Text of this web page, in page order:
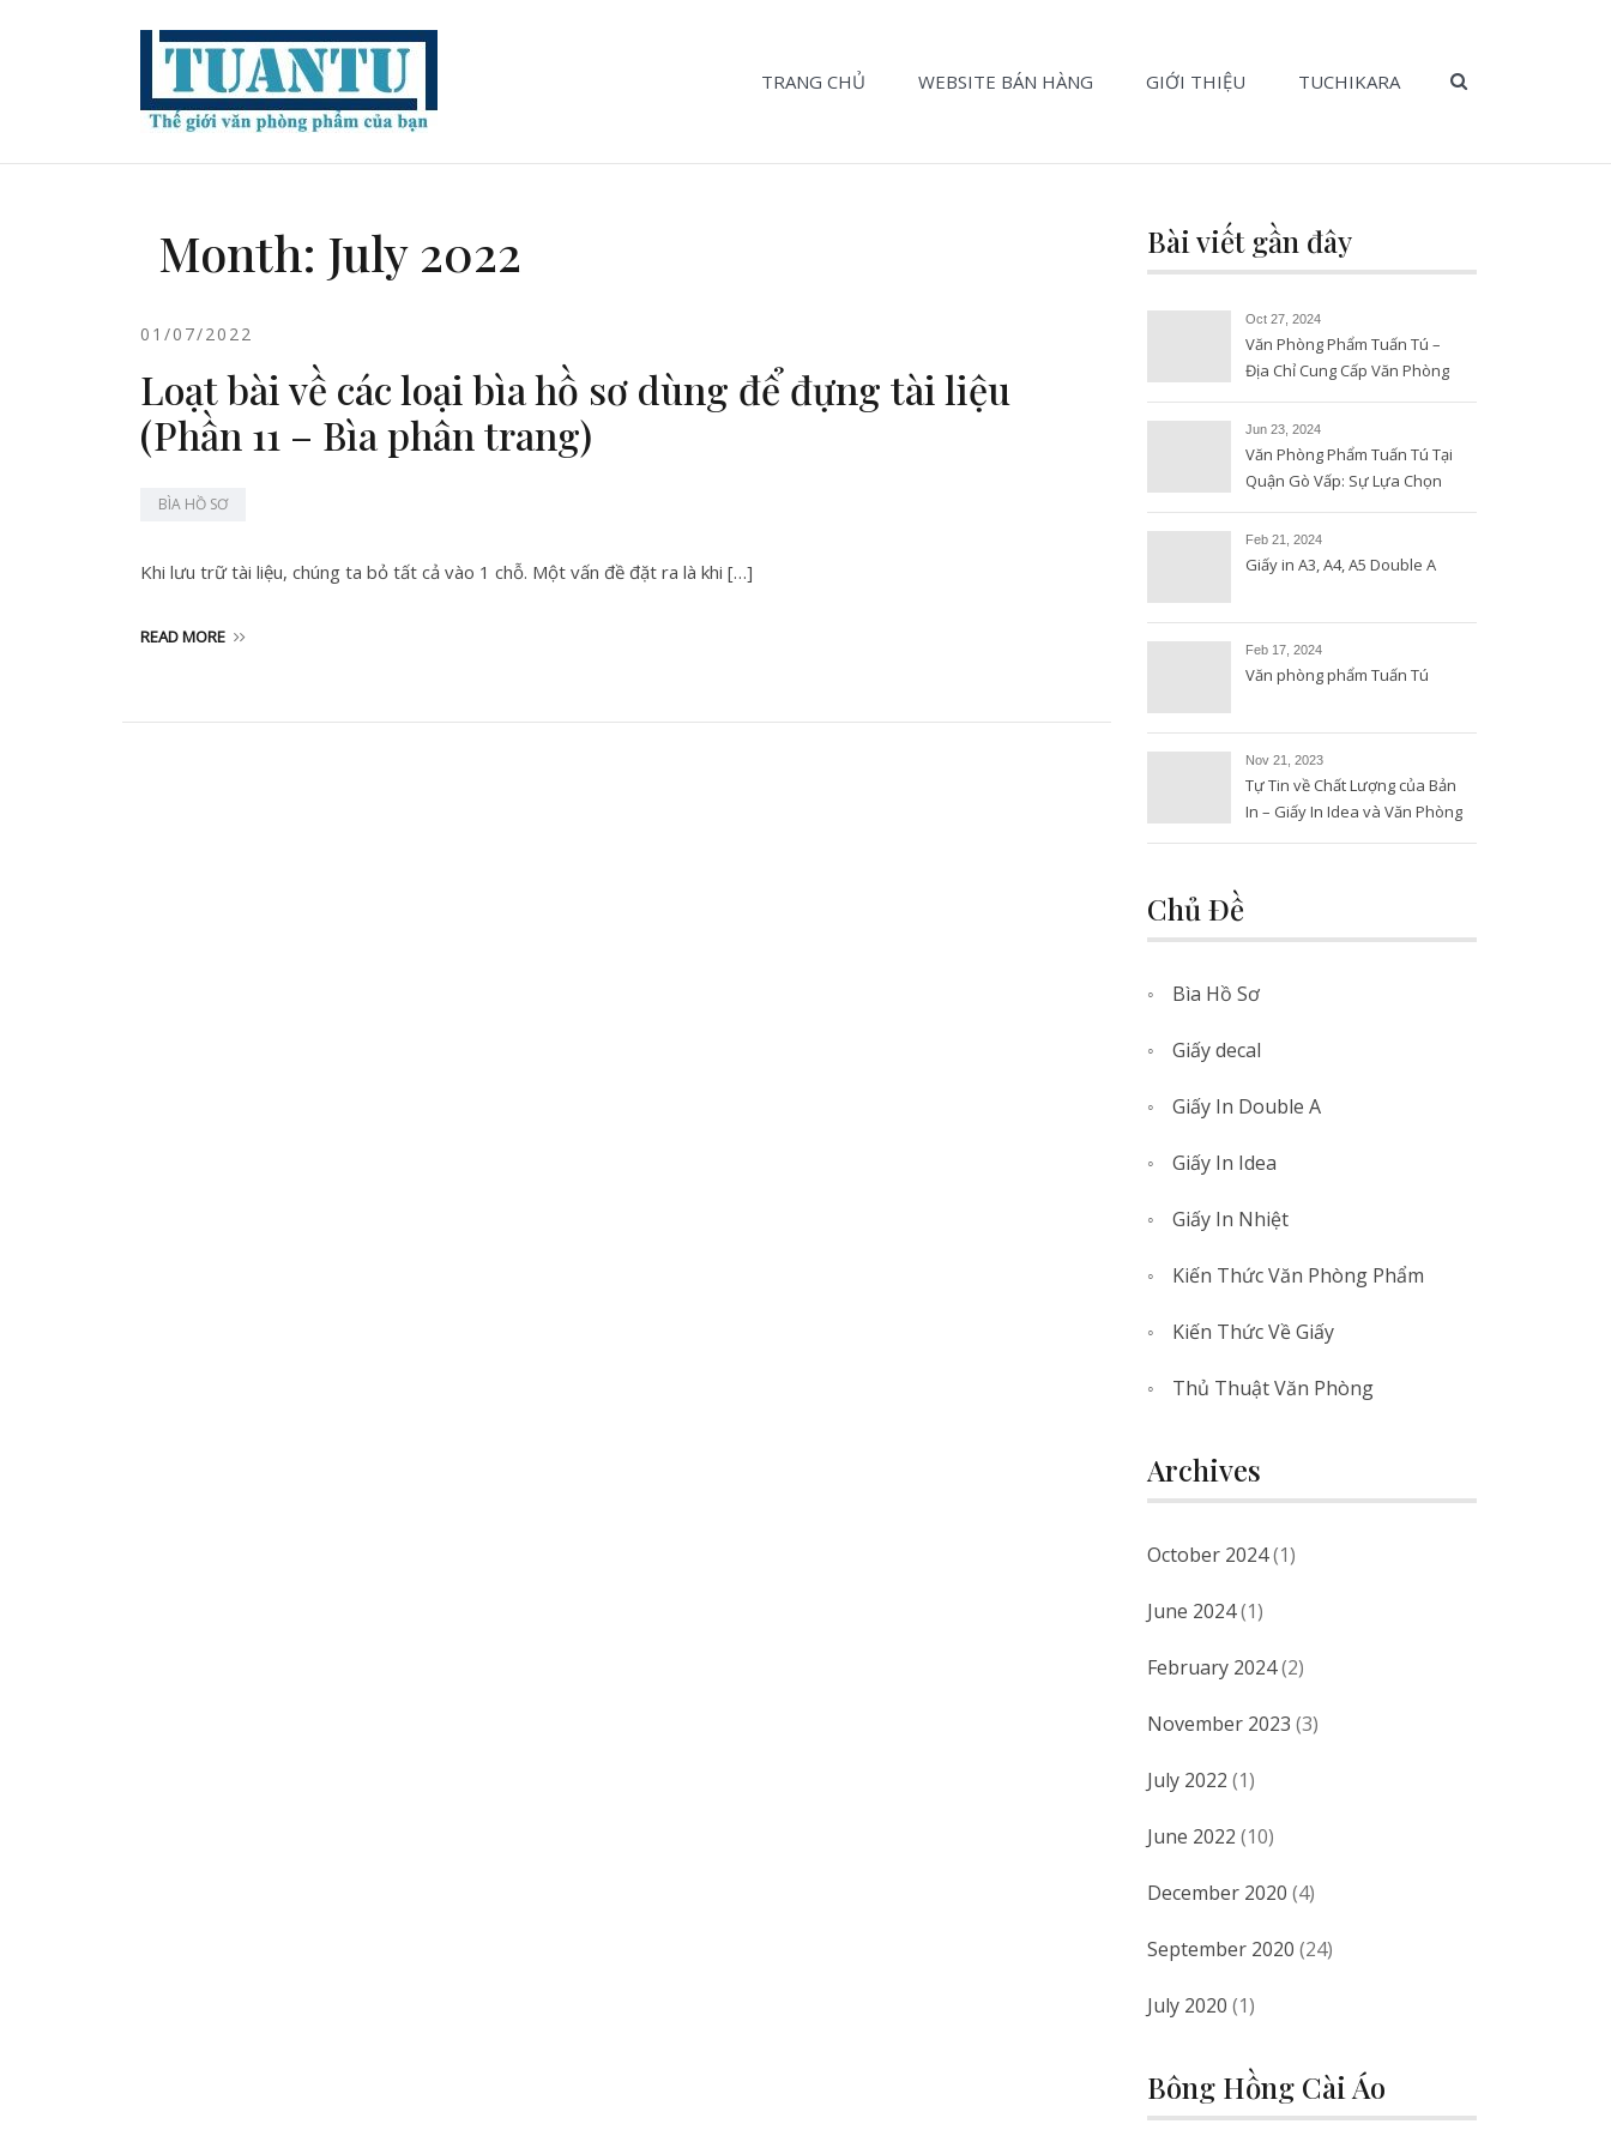
TRANG CHỦ WEBSITE BÁN HÀNG GIỚI THIỆU TUCHIKARA
Month: July 2022
01/07/2022
Loạt bài về các loại bìa hồ sơ dùng để đựng tài liệu
(Phần 11 – Bìa phân trang)
BÌA HỒ SƠ
Khi lưu trữ tài liệu, chúng ta bỏ tất cả vào 1 chỗ. Một vấn đề đặt ra là khi […]
READ MORE
Bài viết gần đây
Oct 27, 2024
Văn Phòng Phẩm Tuấn Tú –
Địa Chỉ Cung Cấp Văn Phòng
Phẩm Uy Tín và Chất Lượng
Jun 23, 2024
Văn Phòng Phẩm Tuấn Tú Tại
Quận Gò Vấp: Sự Lựa Chọn
Hoàn Hảo
Feb 21, 2024
Giấy in A3, A4, A5 Double A
Feb 17, 2024
Văn phòng phẩm Tuấn Tú
Nov 21, 2023
Tự Tin về Chất Lượng của Bản
In – Giấy In Idea và Văn Phòng
Phẩm Tuấn Tú
Chủ Đề
Bìa Hồ Sơ
Giấy decal
Giấy In Double A
Giấy In Idea
Giấy In Nhiệt
Kiến Thức Văn Phòng Phẩm
Kiến Thức Về Giấy
Thủ Thuật Văn Phòng
Archives
October 2024(1)
June 2024(1)
February 2024(2)
November 2023 (3)
July 2022 (1)
June 2022 (10)
December 2020 (4)
September 2020 (24)
July 2020 (1)
Bông Hồng Cài Áo